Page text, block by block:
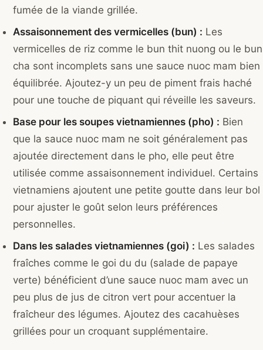
fumée de la viande grillée.
Assaisonnement des vermicelles (bun) : Les
vermicelles de riz comme le bun thit nuong ou le bun
cha sont incomplets sans une sauce nuoc mam bien
équilibrée. Ajoutez-y un peu de piment frais haché
pour une touche de piquant qui réveille les saveurs.
Base pour les soupes vietnamiennes (pho) : Bien
que la sauce nuoc mam ne soit généralement pas
ajoutée directement dans le pho, elle peut être
utilisée comme assaisonnement individuel. Certains
vietnamiens ajoutent une petite goutte dans leur bol
pour ajuster le goût selon leurs préférences
personnelles.
Dans les salades vietnamiennes (goi) : Les salades
fraîches comme le goi du du (salade de papaye
verte) bénéficient d’une sauce nuoc mam avec un
peu plus de jus de citron vert pour accentuer la
fraîcheur des légumes. Ajoutez des cacahuèses
grillées pour un croquant supplémentaire.